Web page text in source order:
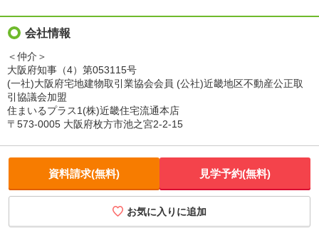
会社情報
＜仲介＞
大阪府知事（4）第053115号
(一社)大阪府宅地建物取引業協会会員 (公社)近畿地区不動産公正取
引協議会加盟
住まいるプラス1(株)近畿住宅流通本店
〒573-0005 大阪府枚方市池之宮2-2-15
資料請求(無料) 見学予約(無料)
お気に入りに追加